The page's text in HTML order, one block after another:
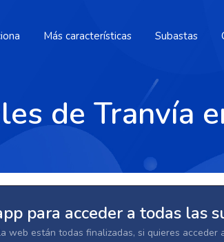
Más características Subastas
de Tranvía
para acceder a todas las
web están todas finalizadas, si quieres